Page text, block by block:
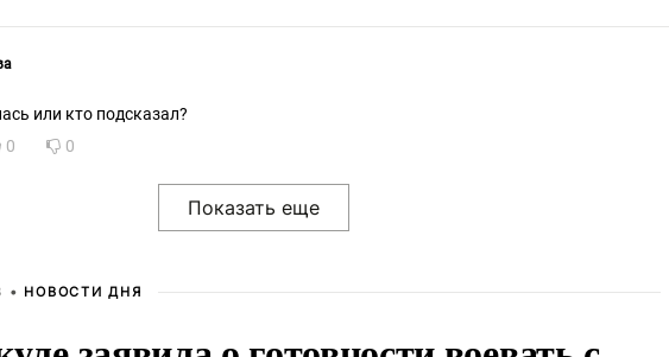
или кто подсказал?
0 0
• НОВОСТИ ДНЯ